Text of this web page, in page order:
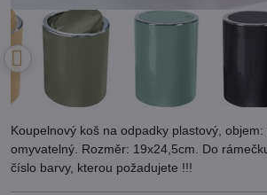
Koupelnový koš na odpadky plastový, objem:
omyvatelný. Rozměr: 19x24,5cm. Do
číslo barvy, kterou požadujete !!!